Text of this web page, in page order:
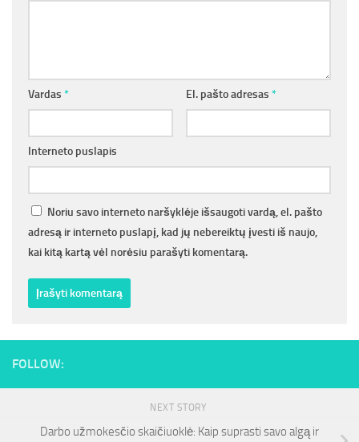
Vardas * El. pašto adresas *
Interneto puslapis
Noriu savo interneto naršyklėje išsaugoti vardą, el. pašto
adresą ir interneto puslapį, kad jų nebereiktų įvesti iš naujo,
kai kitą kartą vėl norėsiu parašyti komentarą.
FOLLOW:
NEXT STORY
Darbo užmokesčio skaičiuoklė: Kaip suprasti savo algą ir